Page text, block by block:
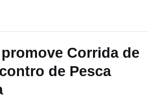
Corrida de
de Pesca